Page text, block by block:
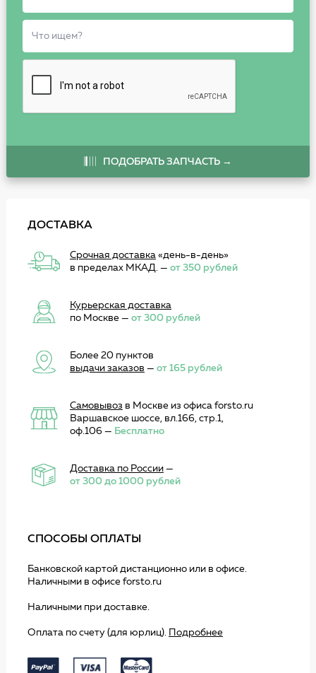
ПОДОБРАТЬ ЗАПЧАСТЬ →
ДОСТАВКА
Срочная доставка«день-в-день»
в пределах МКАД. — от 350 рублей
Курьерская доставка
по Москве — от 300 рублей
Более 20 пунктов
выдачи заказов — от 165 рублей
Самовывоз в Москве из офиса forsto.ru
Варшавское шоссе, вл.166, стр.1,
оф.106 — Бесплатно
Доставка по России—
от 300 до 1000 рублей
СПОСОБЫ ОПЛАТЫ
Банковской картой дистанционно или в офисе.
Наличными в офисе forsto.ru
Наличными при доставке.
Оплата по счету (для юрлиц). Подробнее